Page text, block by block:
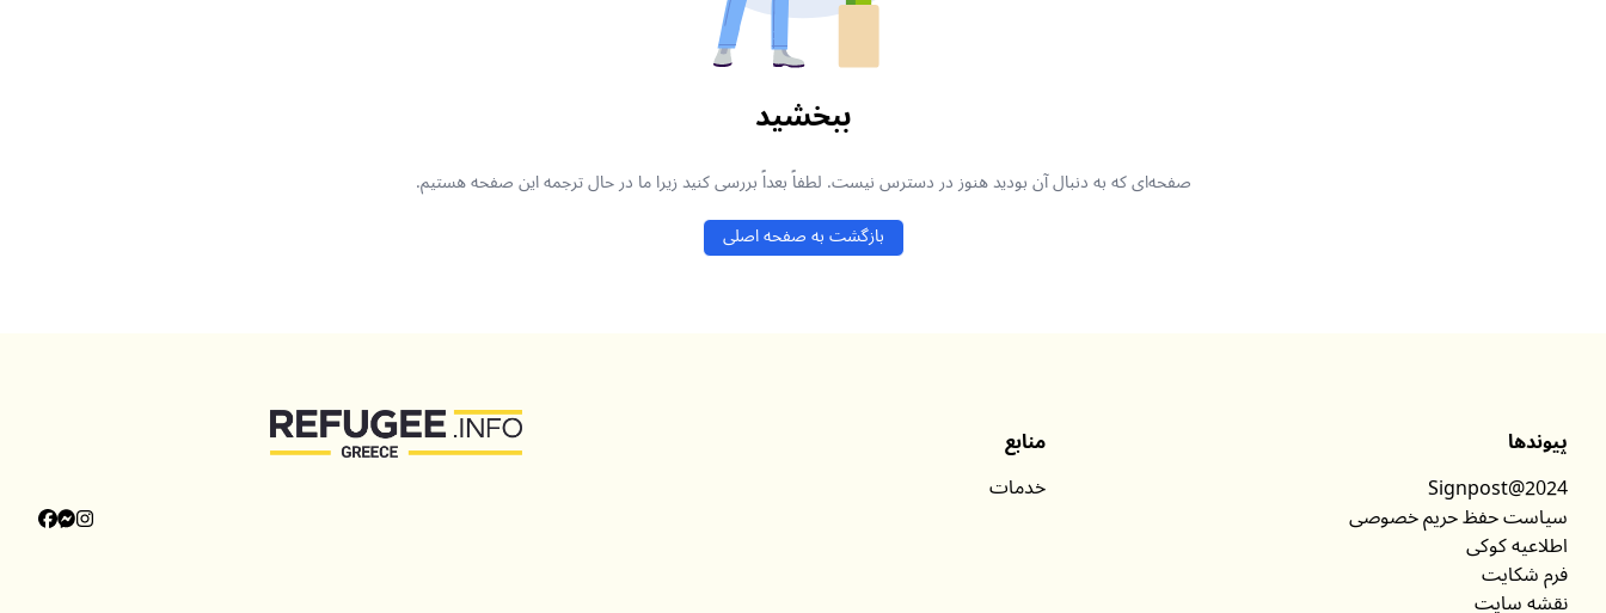
ببخشید
صفحه‌ای که به دنبال آن بودید هنوز در دسترس نیست. لطفاً بعداً بررسی کنید زیرا ما در حال ترجمه این صفحه هستیم.
بازگشت به صفحه اصلی
منابع
خدمات
پیوندها
Signpost@2024
سیاست حفظ حریم خصوصی
اطلاعیه کوکی
فرم شکایت
نقشه سایت